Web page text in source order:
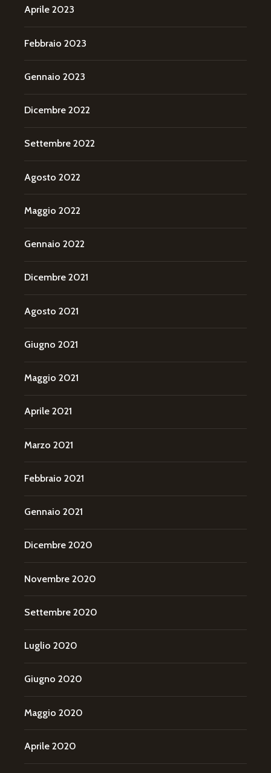
Aprile 2023
Febbraio 2023
Gennaio 2023
Dicembre 2022
Settembre 2022
Agosto 2022
Maggio 2022
Gennaio 2022
Dicembre 2021
Agosto 2021
Giugno 2021
Maggio 2021
Aprile 2021
Marzo 2021
Febbraio 2021
Gennaio 2021
Dicembre 2020
Novembre 2020
Settembre 2020
Luglio 2020
Giugno 2020
Maggio 2020
Aprile 2020